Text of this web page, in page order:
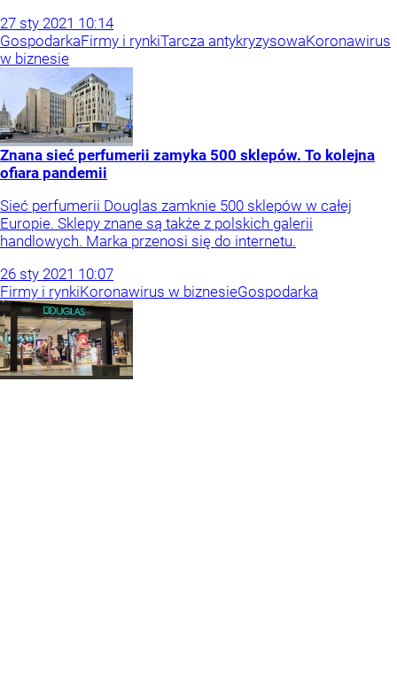
27 sty 2021 10:14
GospodarkaFirmy i rynkiTarcza antykryzysowaKoronawirus
w biznesie
Znana sieć perfumerii zamyka 500 sklepów. To kolejna
ofiara pandemii
Sieć perfumerii Douglas zamknie 500 sklepów w całej
Europie. Sklepy znane są także z polskich galerii
handlowych. Marka przenosi się do internetu.
26 sty 2021 10:07
Firmy i rynkiKoronawirus w biznesieGospodarka